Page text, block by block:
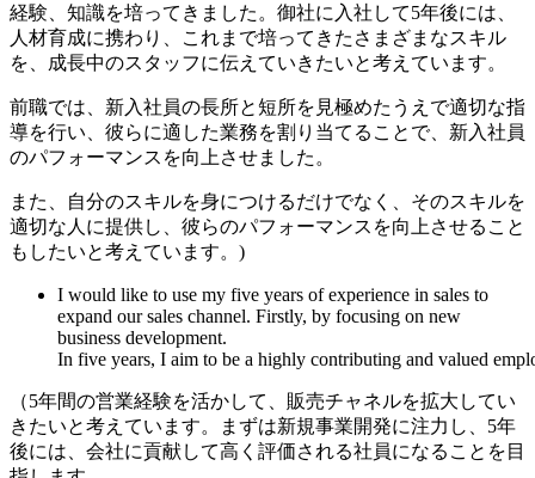
経験、知識を培ってきました。御社に入社して5年後には、
人材育成に携わり、これまで培ってきたさまざまなスキル
を、成長中のスタッフに伝えていきたいと考えています。
前職では、新入社員の長所と短所を見極めたうえで適切な指
導を行い、彼らに適した業務を割り当てることで、新入社員
のパフォーマンスを向上させました。
また、自分のスキルを身につけるだけでなく、そのスキルを
適切な人に提供し、彼らのパフォーマンスを向上させること
もしたいと考えています。)
I would like to use my five years of experience in sales to
expand our sales channel. Firstly, by focusing on new
business development.
In five years, I aim to be a highly contributing and valued
（5年間の営業経験を活かして、販売チャネルを拡大してい
きたいと考えています。まずは新規事業開発に注力し、5年
後には、会社に貢献して高く評価される社員になることを目